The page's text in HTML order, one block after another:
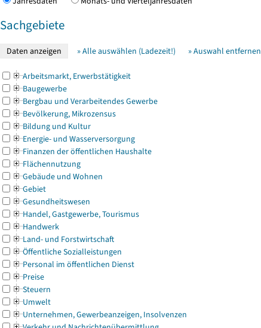
Sachgebiete
» Alle auswählen (Ladezeit!) » Auswahl entfernen
Arbeitsmarkt, Erwerbstätigkeit
Baugewerbe
Bergbau und Verarbeitendes Gewerbe
Bevölkerung, Mikrozensus
Bildung und Kultur
Energie- und Wasserversorgung
Finanzen der öffentlichen Haushalte
Flächennutzung
Gebäude und Wohnen
Gebiet
Gesundheitswesen
Handel, Gastgewerbe, Tourismus
Handwerk
Land- und Forstwirtschaft
Öffentliche Sozialleistungen
Personal im öffentlichen Dienst
Preise
Steuern
Umwelt
Unternehmen, Gewerbeanzeigen, Insolvenzen